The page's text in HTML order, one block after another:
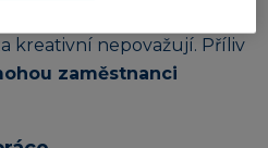
kreativní nepovažují. Příliv
zaměstnanci